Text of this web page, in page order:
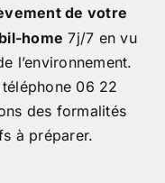
de votre
home 7j/7 en vu
l’environnement.
06 22
des formalités
à préparer.